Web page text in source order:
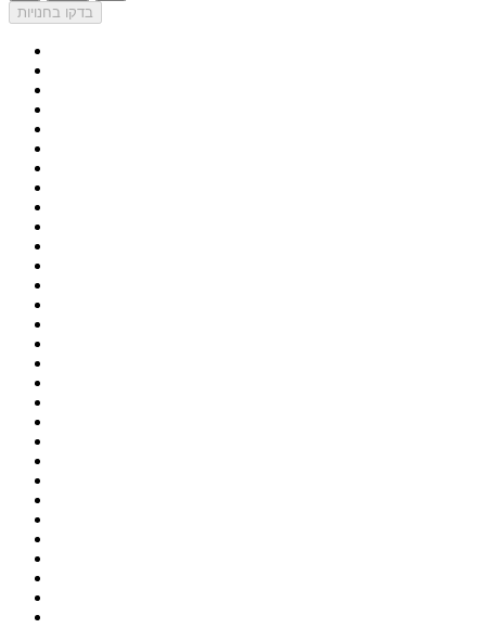
בדקו בחנויות